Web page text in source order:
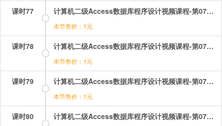
课时77 计算机二级Access数据库程序设计视频课程-第07章-7.3VBA程序设计基础（4）.mp4
本节售价：1元
课时78 计算机二级Access数据库程序设计视频课程-第07章-7.4VBA流程控制语句（1）.mp4
本节售价：1元
课时79 计算机二级Access数据库程序设计视频课程-第07章-7.4VBA流程控制语句（2）.mp4
本节售价：1元
课时80 计算机二级Access数据库程序设计视频课程-第07章-7.4VBA流程控制语句（3）.mp4